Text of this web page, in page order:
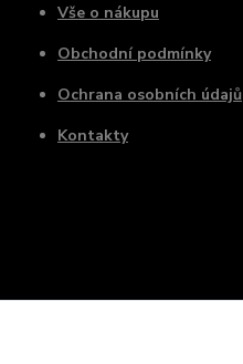
Vše o nákupu
Obchodní podmínky
Ochrana osobních údajů
Kontakty